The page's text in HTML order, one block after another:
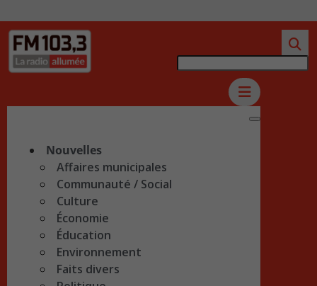
Nouvelles
Affaires municipales
Communauté / Social
Culture
Économie
Éducation
Environnement
Faits divers